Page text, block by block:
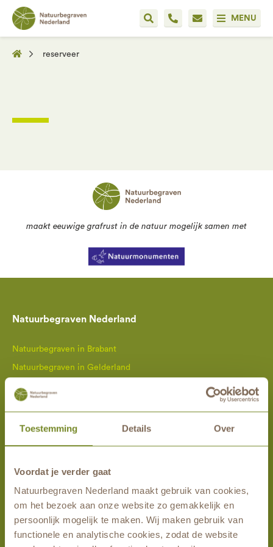
Toestemming Details Over
Voordat je verder gaat
Natuurbegraven Nederland maakt gebruik van cookies,
om het bezoek aan onze website zo gemakkelijk en
persoonlijk mogelijk te maken. Wij maken gebruik van
functionele en analytische cookies, zodat de website
MENU
reserveer
maakt eeuwige grafrust in de natuur mogelijk samen met
Natuurbegraven Nederland
Natuurbegraven in Brabant
Natuurbegraven in Gelderland
Natuurbegraven in Limburg
Natuurbegraven in Overijssel
Meest gelezen
Eeuwigdurende grafrust
Wat is een natuurbegraafplaats?
Waarom kiezen voor begraven in de natuur?